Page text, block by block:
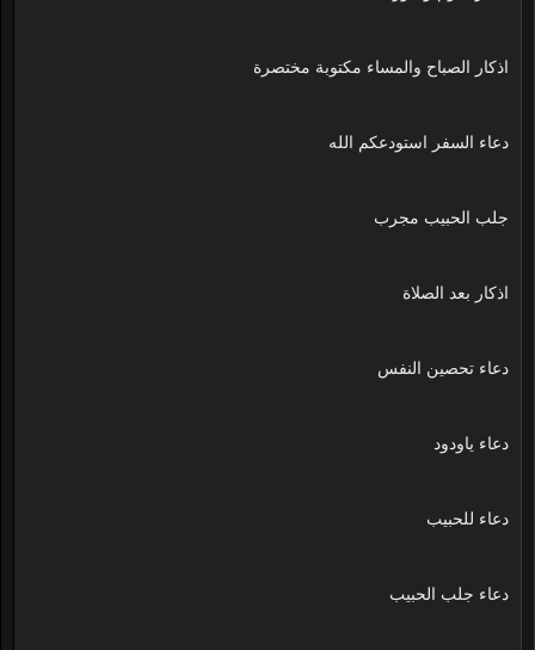
اذكار الصباح والمساء مكتوبة مختصرة
دعاء السفر استودعكم الله
جلب الحبيب مجرب
اذكار بعد الصلاة
دعاء تحصين النفس
دعاء ياودود
دعاء للحبيب
دعاء جلب الحبيب